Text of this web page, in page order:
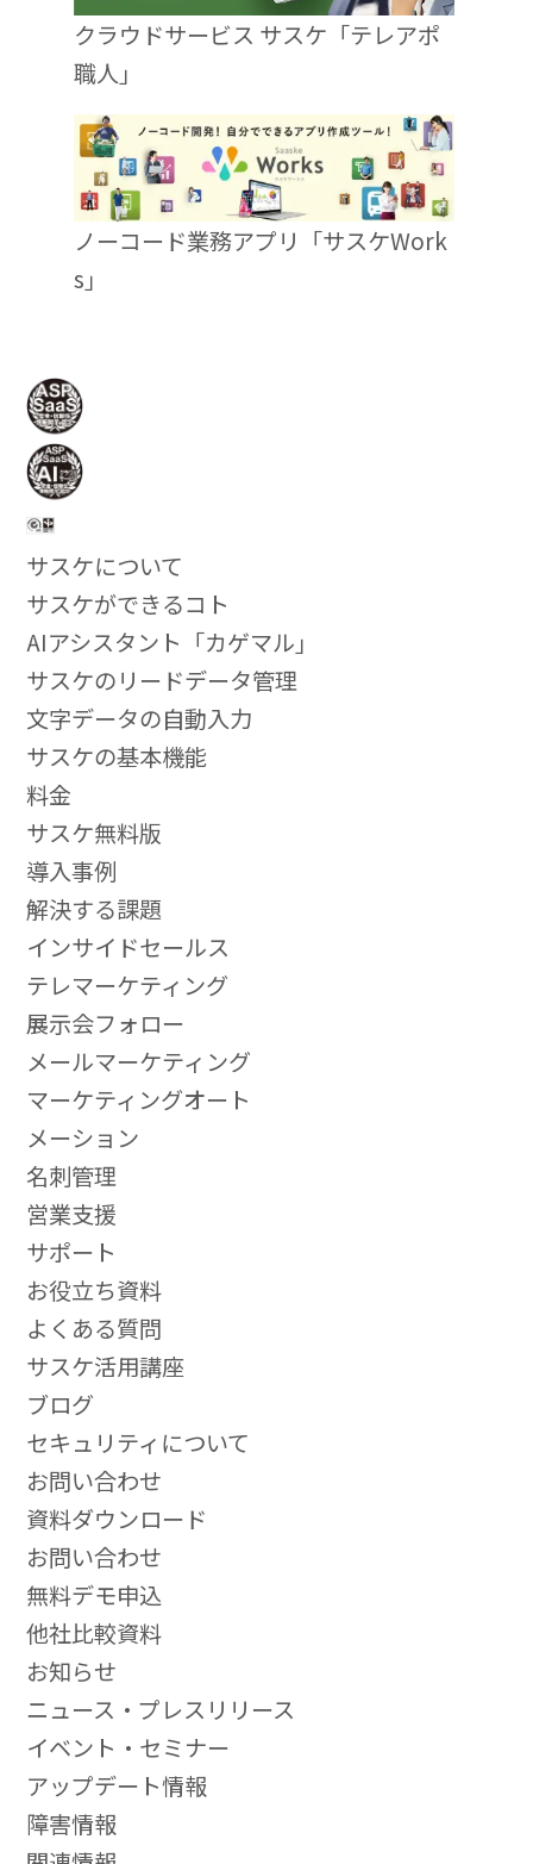
クラウドサービス サスケ「テレアポ
職人」
ノーコード業務アプリ「サスケWork
s」
サスケについて
サスケができるコト
AIアシスタント「カゲマル」
サスケのリードデータ管理
文字データの自動入力
サスケの基本機能
料金
サスケ無料版
導入事例
解決する課題
インサイドセールス
テレマーケティング
展示会フォロー
メールマーケティング
マーケティングオート
メーション
名刺管理
営業支援
サポート
お役立ち資料
よくある質問
サスケ活用講座
ブログ
セキュリティについて
お問い合わせ
資料ダウンロード
お問い合わせ
無料デモ申込
他社比較資料
お知らせ
ニュース・プレスリリース
イベント・セミナー
アップデート情報
障害情報